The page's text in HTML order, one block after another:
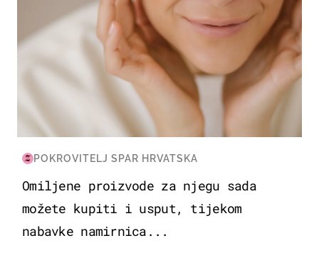
POKROVITELJ SPAR HRVATSKA
Omiljene proizvode za njegu sada
možete kupiti i usput, tijekom
nabavke namirnica...